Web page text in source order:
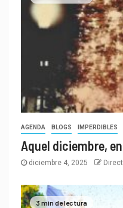
AGENDA BLOGS IMPERDIBLES
Aquel diciembre,
diciembre 4, 2025
3 min de lectura